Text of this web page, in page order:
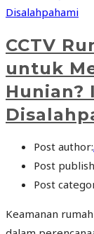
CCTV
untuk
Hunian?
Post author:
Post
Post
Keamanan